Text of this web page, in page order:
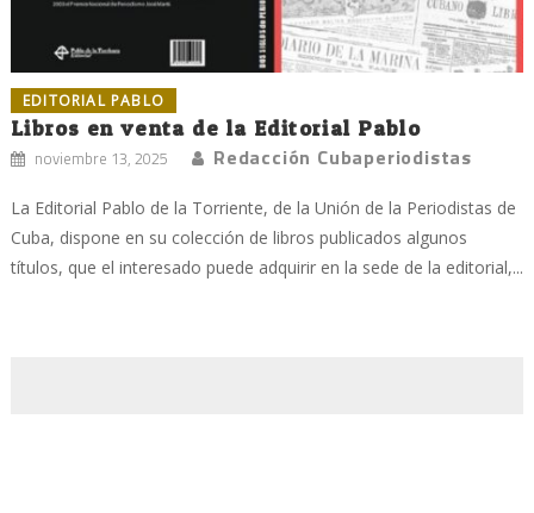
EDITORIAL PABLO
Libros en venta de la Editorial Pablo
noviembre 13, 2025 Redacción Cubaperiodistas
La Editorial Pablo de la Torriente, de la Unión de la Periodistas de
Cuba, dispone en su colección de libros publicados algunos
títulos, que el interesado puede adquirir en la sede de la editorial,...